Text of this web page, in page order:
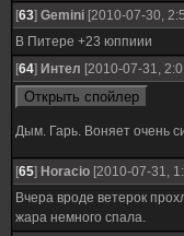
[63] Gemini [2010-07-30,
В Питере +23 юппиии
[64] Интел [2010-07-31,
Дым. Гарь. Воняет очень
[65] Horacio [2010-07-31,
Вчера вроде ветерок
жара немного спала.